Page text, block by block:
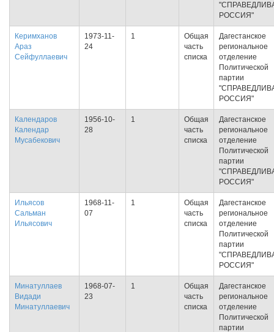
РОССИЯ"
Керимханов
Араз
Сейфуллаевич
1973-11-
24
1
Общая
часть
списка
Дагестанское
региональное
отделение
Политической
партии
РОССИЯ"
Календаров
Календар
Мусабекович
1956-10-
28
1
Общая
часть
списка
Дагестанское
региональное
отделение
Политической
партии
РОССИЯ"
Ильясов
Сальман
Ильясович
1968-11-
07
1
Общая
часть
списка
Дагестанское
региональное
отделение
Политической
партии
РОССИЯ"
Минатуллаев
Видади
Минатуллаевич
1968-07-
23
1
Общая
часть
списка
Дагестанское
региональное
отделение
Политической
партии